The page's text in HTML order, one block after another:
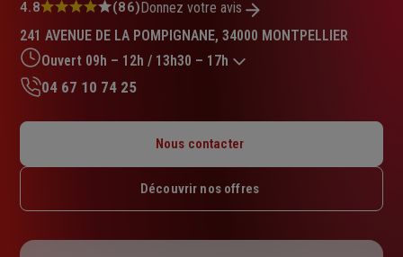
Note
4.8
sur
5
étoiles
4.8 (86)Donnez votre avis
241 AVENUE DE LA POMPIGNANE, 34000 MONTPELLIER
Ouvert 09h – 12h / 13h30 – 17h
Mardi : 09h – 12h / 13h30 – 17h30
Jeudi : 09h – 12h / 13h30 – 17h30
Dimanche : Fermé
04 67 10 74 25
Nous contacter
Découvrir nos offres